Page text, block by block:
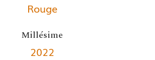
Rouge
Millésime
2022